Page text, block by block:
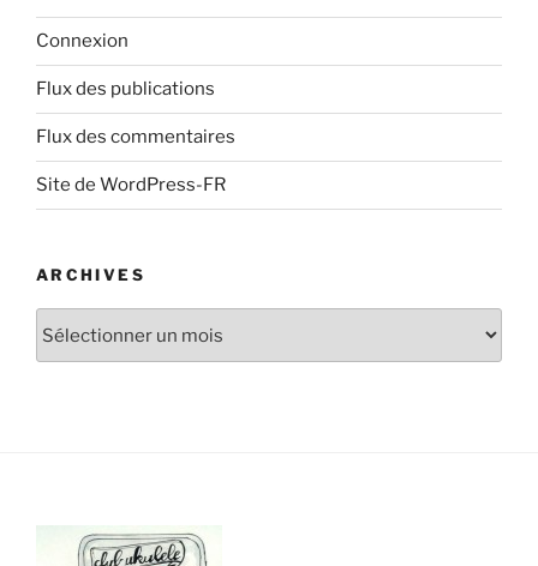
Connexion
Flux des publications
Flux des commentaires
Site de WordPress-FR
ARCHIVES